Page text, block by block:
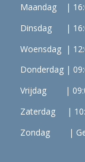
Maandag |
Dinsdag |
Woensdag |
Donderdag |
Vrijdag |
Zaterdag |
Zondag |